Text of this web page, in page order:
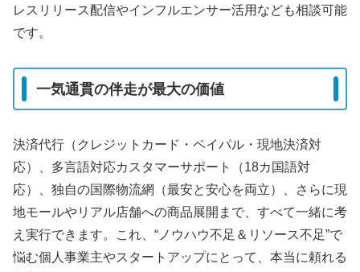
レスリリース配信やインフルエンサー活用なども相談可能
です。
一気通貫の伴走が最大の価値
決済代行（クレジットカード・ペイパル・現地決済対
応）、多言語対応カスタマーサポート（18カ国語対
応）、独自の国際物流網（最安と安心を両立）、さらに現
地モールやリアル店舗への商品展開まで、すべて一緒に考
え実行できます。これ、“ノウハウ不足＆リソース不足”で
悩む個人事業主やスタートアップにとって、本当に頼れる